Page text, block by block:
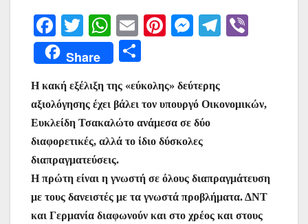
F
a
c
e
b
o
o
k
T
w
itt
er
W
h
at
s
A
p
p
E
m
ai
l
Pi
e
st
M
s
e
n
er
T
a
Share
ρ
α
σ
ίτ
ε
Η κακή εξέλιξη της «εύκολης» δεύτερης
αξιολόγησης έχει βάλει τον υπουργό Οικονομικών,
Ευκλείδη Τσακαλώτο ανάμεσα σε δύο
διαφορετικές, αλλά το ίδιο δύσκολες
διαπραγματεύσεις.
Η πρώτη είναι η γνωστή σε όλους διαπραγμάτευση
με τους δανειστές με τα γνωστά προβλήματα. ΔΝΤ
και Γερμανία διαφωνούν και στο χρέος και στους